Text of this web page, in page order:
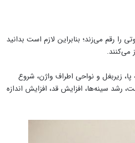
را رقم می‌زند؛ بنابراین لازم است بدانید
می‌کنند.
زیربغل و نواحی اطراف واژن، شروع
سینه‌ها، افزایش قد، افزایش اندازه